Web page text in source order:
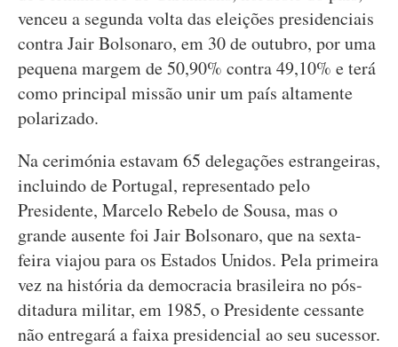
venceu a segunda volta das eleições presidenciais
contra Jair Bolsonaro, em 30 de outubro, por uma
pequena margem de 50,90% contra 49,10% e terá
como principal missão unir um país altamente
polarizado.
Na cerimónia estavam 65 delegações estrangeiras,
incluindo de Portugal, representado pelo
Presidente, Marcelo Rebelo de Sousa, mas o
grande ausente foi Jair Bolsonaro, que na sexta-
feira viajou para os Estados Unidos. Pela primeira
vez na história da democracia brasileira no pós-
ditadura militar, em 1985, o Presidente cessante
não entregará a faixa presidencial ao seu sucessor.